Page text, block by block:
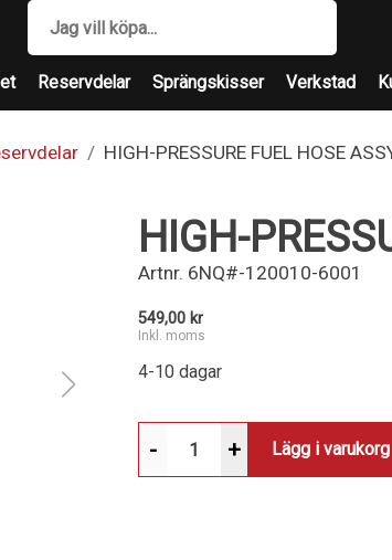
Reservdelar Sprängskisser Verkstad
HIGH-PRESSURE FUEL HOSE
HIGH-
Artnr. 6NQ#-120010-6001
549,00 kr
Inkl. moms
4-10 dagar
- + Lägg i varukorg